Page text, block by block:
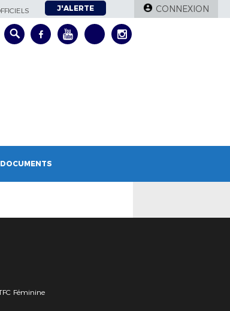
J'ALERTE CONNEXION
DOCUMENTS
Féminine